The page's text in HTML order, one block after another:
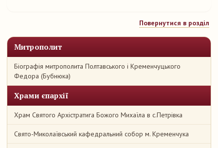
Митрополит
Біографія митрополита Полтавського і Кременчуцького
Федора (Бубнюка)
Храми єпархії
Храм Святого Архістратига Божого Михаїла в с.Петрівка
Свято-Миколаївський кафедральний собор м. Кременчука
Повернутися в розділ